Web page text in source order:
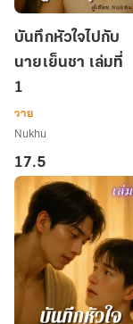
หัวใจ
ไป
กับ
นาย
เย็น
ชา
เล่ม
บันทึกหัวใจไปกับ
นายเย็นชา เล่มที่
1
วาย
Nukhu
17.5